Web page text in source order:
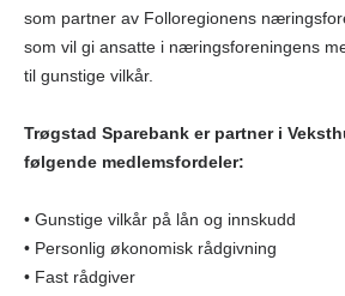
som partner av Folloregionens
som vil gi ansatte i næringsforeningens
til gunstige vilkår.
Trøgstad Sparebank er partner i
følgende medlemsfordeler:
• Gunstige vilkår på lån og innskudd
• Personlig økonomisk rådgivning
• Fast rådgiver